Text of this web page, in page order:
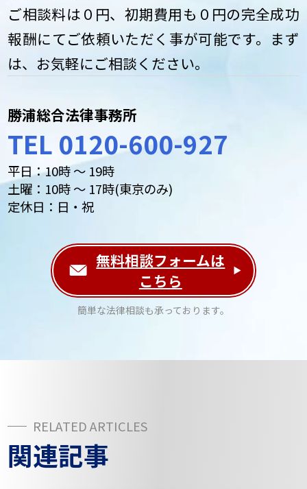
ご相談料は０円、初期費用も０円の完全成功
報酬にてご依頼いただく事が可能です。まず
は、お気軽にご相談ください。
勝浦総合法律事務所
TEL 0120-600-927
平日：10時 ～ 19時
土曜：10時 ～ 17時(東京のみ)
定休日：日・祝
無料相談フォームは
こちら
簡単な法律相談も承っております。
関連記事